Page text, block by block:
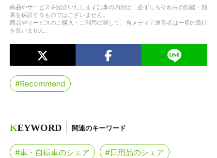
商品やサービスを紹介いたします記事の内容は、必ずしもそれらの効能・効
果を保証するものではございません。
商品やサービスのご購入・ご利用に関して、当メディア運営者は一切の責任
を負いません。
#Recommend
KEYWORD 関連のキーワード
#車・自転車のシェア #日用品のシェア